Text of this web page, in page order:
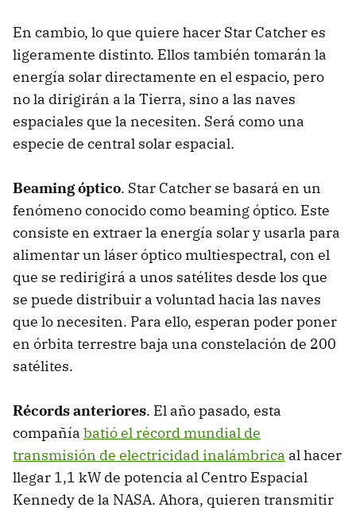
En cambio, lo que quiere hacer Star Catcher es
ligeramente distinto. Ellos también tomarán la
energía solar directamente en el espacio, pero
no la dirigirán a la Tierra, sino a las naves
espaciales que la necesiten. Será como una
especie de central solar espacial.
Beaming óptico. Star Catcher se basará en un
fenómeno conocido como beaming óptico. Este
consiste en extraer la energía solar y usarla para
alimentar un láser óptico multiespectral, con el
que se redirigirá a unos satélites desde los que
se puede distribuir a voluntad hacia las naves
que lo necesiten. Para ello, esperan poder poner
en órbita terrestre baja una constelación de 200
satélites.
Récords anteriores. El año pasado, esta
compañía batió el récord mundial de
transmisión de electricidad inalámbrica al hacer
llegar 1,1 kW de potencia al Centro Espacial
Kennedy de la NASA. Ahora, quieren transmitir